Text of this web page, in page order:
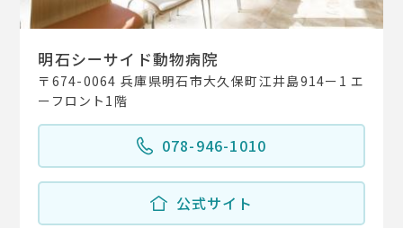
明石シーサイド動物病院
〒674-0064 兵庫県明石市大久保町江井島914ー1 エ
ーフロント1階
078-946-1010
公式サイト